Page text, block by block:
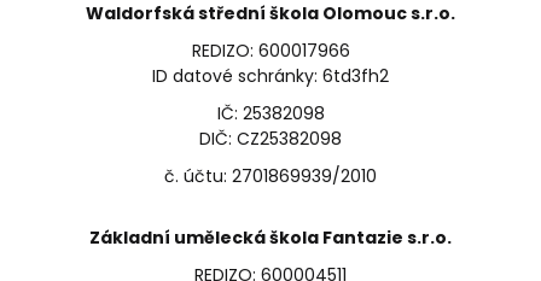
Waldorfská střední škola Olomouc s.r.o.
REDIZO: 600017966
ID datové schránky: 6td3fh2
IČ: 25382098
DIČ: CZ25382098
č. účtu: 2701869939/2010
Základní umělecká škola Fantazie s.r.o.
REDIZO: 600004511